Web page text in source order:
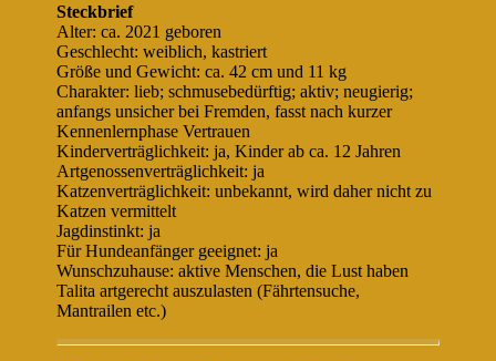
Steckbrief
Alter: ca. 2021 geboren
Geschlecht: weiblich, kastriert
Größe und Gewicht: ca. 42 cm und 11 kg
Charakter: lieb; schmusebedürftig; aktiv; neugierig;
anfangs unsicher bei Fremden, fasst nach kurzer
Kennenlernphase Vertrauen
Kinderverträglichkeit: ja, Kinder ab ca. 12 Jahren
Artgenossenverträglichkeit: ja
Katzenverträglichkeit: unbekannt, wird daher nicht zu
Katzen vermittelt
Jagdinstinkt: ja
Für Hundeanfänger geeignet: ja
Wunschzuhause: aktive Menschen, die Lust haben
Talita artgerecht auszulasten (Fährtensuche,
Mantrailen etc.)